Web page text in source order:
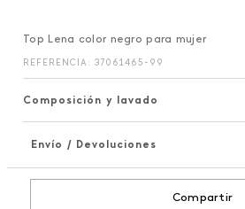
Top Lena color negro para mujer
REFERENCIA : 37061465-99
Composición y lavado
Envío / Devoluciones
Compartir